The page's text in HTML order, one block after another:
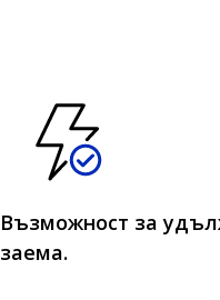
Възможност за
заема.